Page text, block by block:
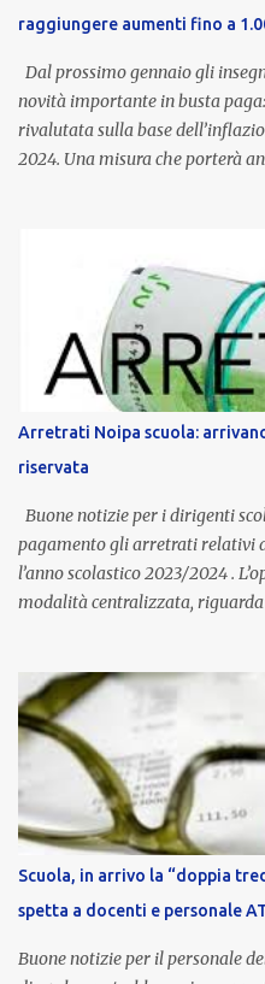
raggiungere aumenti fino a
Dal prossimo gennaio gli
novità importante in busta
rivalutata sulla base
2024. Una misura che porterà
dedicato alle donne vittime di
normativa nazionale e con
supporto in situazioni delicate.
è un unicum in Italia: si tratta di
Provincia autonoma di
stipendio nazionale grazie alle
dall’autonomia locale. Non è un
compenso accessorio, ma una
aggiornata periodicamente in
Arretrati Noipa scuola:
riservata
Buone notizie per i dirigenti
pagamento gli arretrati relativi
l’anno scolastico 2023/2024 .
modalità centralizzata,
ordinaria di ottobre . Cos’è la
retribuzione di risultato
stipendio dei dirigenti scolastici.
la qualità dell’attività svolta, la
raggiungimento degli obiettivi
e del Merito (MIM) . Per l’anno
completato la procedura di
che ha poi disposto la
importi e le trattenute L’importo
Scuola, in arrivo la “doppia
spetta a docenti e personale
Buone notizie per il personale